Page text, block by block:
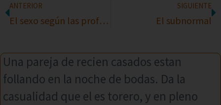
ANTERIOR
El sexo según las profesiones
SIGUIENTE
El subnormal
Una pareja de recien casados estan
follando en la noche de bodas. Da la
casualidad que el es torero, y en pleno